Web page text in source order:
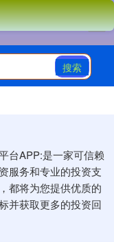
搜索
台APP:是一家可信赖
服务和专业的投资支
都将为您提供优质的
并获取更多的投资回